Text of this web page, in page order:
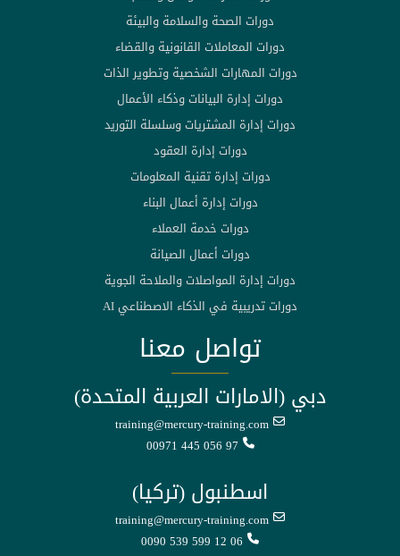
دورات الصحة والسلامة والبيئة
دورات المعاملات القانونية والقضاء
دورات المهارات الشخصية وتطوير الذات
دورات إدارة البيانات وذكاء الأعمال
دورات إدارة المشتريات وسلسلة التوريد
دورات إدارة العقود
دورات إدارة تقنية المعلومات
دورات إدارة أعمال البناء
دورات خدمة العملاء
دورات أعمال الصيانة
دورات إدارة المواصلات والملاحة الجوية
دورات تدريبية في الذكاء الاصطناعي AI
تواصل معنا
دبي (الامارات العربية المتحدة)
training@mercury-training.com
00971 445 056 97
اسطنبول (تركيا)
training@mercury-training.com
0090 539 599 12 06